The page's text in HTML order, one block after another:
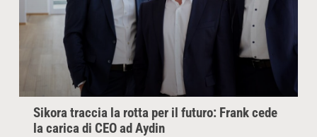
Sikora traccia la rotta per il futuro: Frank cede
la carica di CEO ad Aydin